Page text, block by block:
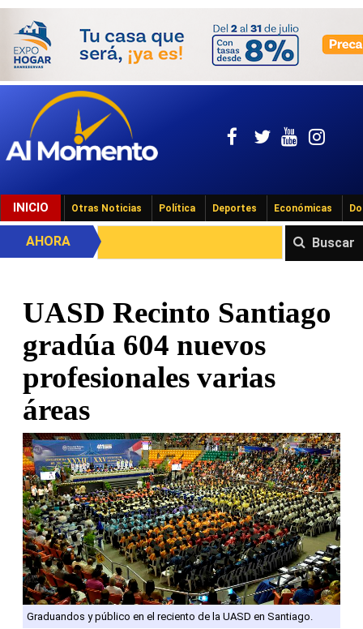
INICIO Otras Noticias Política Deportes Económicas
Buscar
AHORA
UASD Recinto Santiago
gradúa 604 nuevos
profesionales varias
áreas
Graduandos y público en el reciento de la UASD en Santiago.